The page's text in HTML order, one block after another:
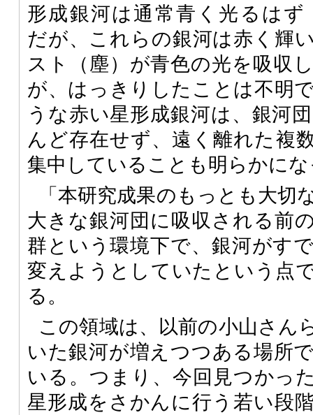
形成銀河は通常青く光るはず
だが、これらの銀河は赤く輝
スト（塵）が青色の光を吸収
が、はっきりしたことは不明
うな赤い星形成銀河は、銀河
んど存在せず、遠く離れた複
集中していることも明らかに
「本研究成果のもっとも大切
大きな銀河団に吸収される前
群という環境下で、銀河がす
変えようとしていたという点
る。
この領域は、以前の小山さん
いた銀河が増えつつある場所
いる。つまり、今回見つかっ
星形成をさかんに行う若い段